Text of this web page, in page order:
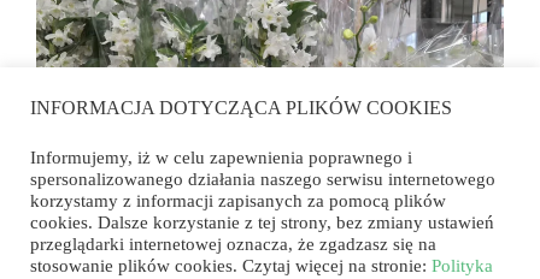
Jeden rynek, dwa światy. Jak tradycja i
INFORMACJA DOTYCZĄCA PLIKÓW COOKIES
Informujemy, iż w celu zapewnienia poprawnego i
spersonalizowanego działania naszego serwisu internetowego
korzystamy z informacji zapisanych za pomocą plików
cookies. Dalsze korzystanie z tej strony, bez zmiany ustawień
przeglądarki internetowej oznacza, że zgadzasz się na
stosowanie plików cookies. Czytaj więcej na stronie: Polityka